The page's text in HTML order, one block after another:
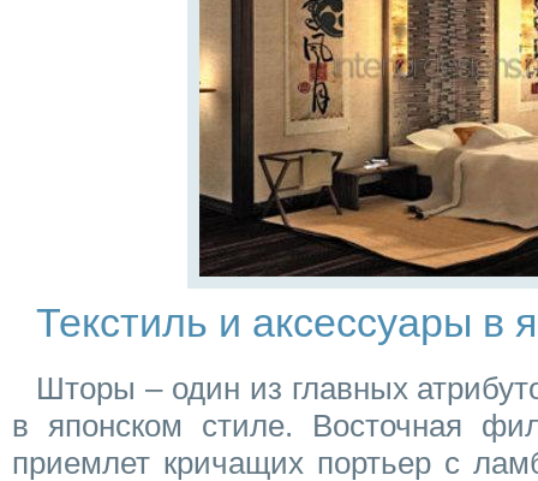
Текстиль и аксессуары в
Шторы – один из главных
в японском стиле. Восточная
приемлет кричащих портьер с